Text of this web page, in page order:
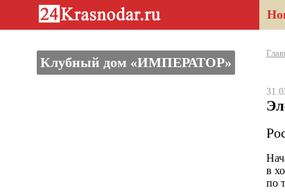
Клубный дом «ИМПЕРАТОР»
в
по